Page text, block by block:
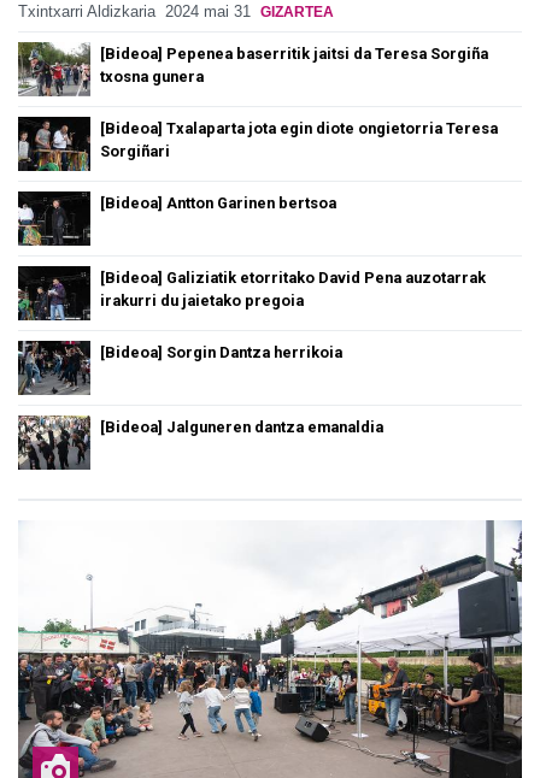
Txintxarri Aldizkaria 2024 mai 31 GIZARTEA
[Bideoa] Pepenea baserritik jaitsi da Teresa Sorgiña
txosna gunera
[Bideoa] Txalaparta jota egin diote ongietorria Teresa
Sorgiñari
[Bideoa] Antton Garinen bertsoa
[Bideoa] Galiziatik etorritako David Pena auzotarrak
irakurri du jaietako pregoia
[Bideoa] Sorgin Dantza herrikoia
[Bideoa] Jalguneren dantza emanaldia